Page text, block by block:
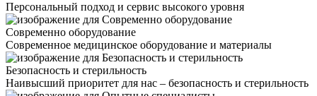
Персональный подход и сервис высокого уровня
Современно оборудование
Современное медицинское оборудование и материалы
Безопасность и стерильность
Наивысший приоритет для нас – безопасность и стерильность